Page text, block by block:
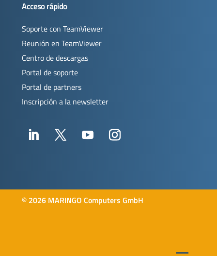
Acceso rápido
Soporte con TeamViewer
Reunión en TeamViewer
Centro de descargas
Portal de soporte
Portal de partners
Inscripción a la newsletter
© 2026 MARINGO Computers GmbH